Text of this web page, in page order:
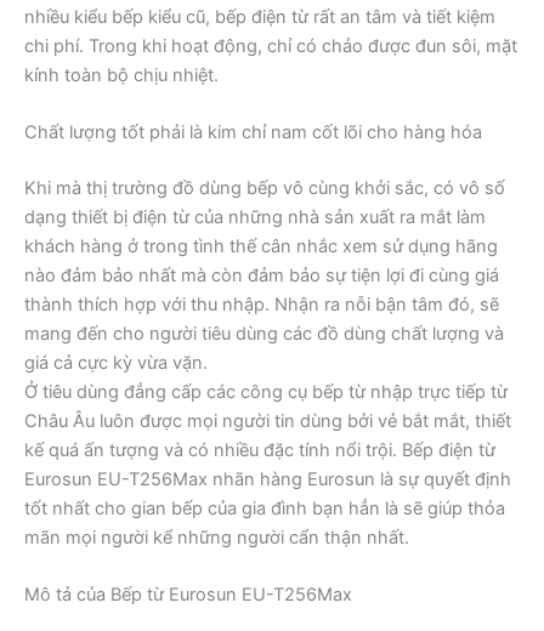
nhiều kiểu bếp kiểu cũ, bếp điện từ rất an tâm và tiết kiệm
chi phí. Trong khi hoạt động, chỉ có chảo được đun sôi, mặt
kính toàn bộ chịu nhiệt.
Chất lượng tốt phải là kim chỉ nam cốt lõi cho hàng hóa
Khi mà thị trường đồ dùng bếp vô cùng khởi sắc, có vô số
dạng thiết bị điện từ của những nhà sản xuất ra mắt làm
khách hàng ở trong tình thế cân nhắc xem sử dụng hãng
nào đảm bảo nhất mà còn đảm bảo sự tiện lợi đi cùng giá
thành thích hợp với thu nhập. Nhận ra nỗi bận tâm đó, sẽ
mang đến cho người tiêu dùng các đồ dùng chất lượng và
giá cả cực kỳ vừa vặn.
Ở tiêu dùng đẳng cấp các công cụ bếp từ nhập trực tiếp từ
Châu Âu luôn được mọi người tin dùng bởi vẻ bắt mắt, thiết
kế quá ấn tượng và có nhiều đặc tính nổi trội. Bếp điện từ
Eurosun EU-T256Max nhãn hàng Eurosun là sự quyết định
tốt nhất cho gian bếp của gia đình bạn hẳn là sẽ giúp thỏa
mãn mọi người kể những người cẩn thận nhất.
Mô tả của Bếp từ Eurosun EU-T256Max